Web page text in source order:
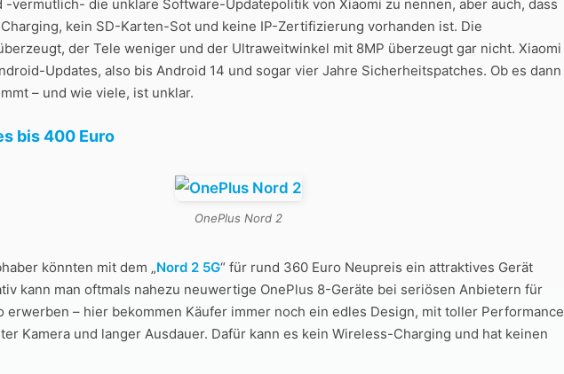
-vermutlich- die unklare Software-Updatepolitik von Xiaomi zu nennen, aber auch, dass
kein SD-Karten-Sot und keine IP-Zertifizierung vorhanden ist. Die
der Tele weniger und der Ultraweitwinkel mit 8MP überzeugt gar nicht. Xiaomi
Updates, also bis Android 14 und sogar vier Jahre Sicherheitspatches. Ob es dann
– und wie viele, ist unklar.
bis 400 Euro
OnePlus Nord 2
könnten mit dem „Nord 2 5G“ für rund 360 Euro Neupreis ein attraktives Gerät
kann man oftmals nahezu neuwertige OnePlus 8-Geräte bei seriösen Anbietern für
erwerben – hier bekommen Käufer immer noch ein edles Design, mit toller Performance
Kamera und langer Ausdauer. Dafür kann es kein Wireless-Charging und hat keinen